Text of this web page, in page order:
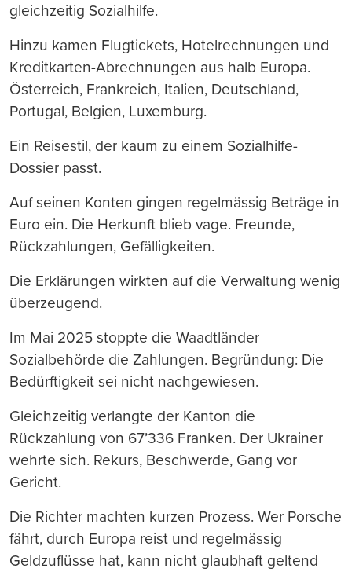
gleichzeitig Sozialhilfe.
Hinzu kamen Flugtickets, Hotelrechnungen und
Kreditkarten-Abrechnungen aus halb Europa.
Österreich, Frankreich, Italien, Deutschland,
Portugal, Belgien, Luxemburg.
Ein Reisestil, der kaum zu einem Sozialhilfe-
Dossier passt.
Auf seinen Konten gingen regelmässig Beträge in
Euro ein. Die Herkunft blieb vage. Freunde,
Rückzahlungen, Gefälligkeiten.
Die Erklärungen wirkten auf die Verwaltung wenig
überzeugend.
Im Mai 2025 stoppte die Waadtländer
Sozialbehörde die Zahlungen. Begründung: Die
Bedürftigkeit sei nicht nachgewiesen.
Gleichzeitig verlangte der Kanton die
Rückzahlung von 67’336 Franken. Der Ukrainer
wehrte sich. Rekurs, Beschwerde, Gang vor
Gericht.
Die Richter machten kurzen Prozess. Wer Porsche
fährt, durch Europa reist und regelmässig
Geldzuflüsse hat, kann nicht glaubhaft geltend